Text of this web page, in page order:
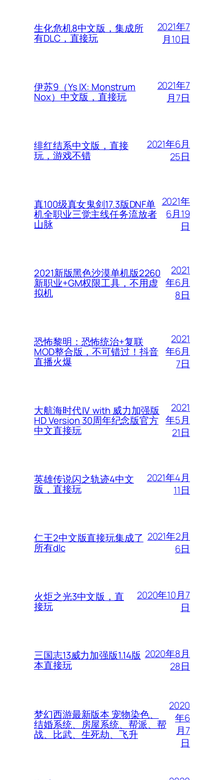
生化危机8中文版，集成所
有DLC，直接玩
2021年7
月10日
伊苏9（Ys IX: Monstrum
Nox）中文版，直接玩
2021年7
月7日
绯红结系中文版，直接
玩，游戏不错
2021年6月
25日
真100级真女鬼剑17.3版DNF单
机全职业三觉主线任务流放者
山脉
2021年
6月19
日
2021新版黑色沙漠单机版2260
新职业+GM权限工具，不用虚
拟机
2021
年6月
8日
恐怖黎明：恐怖统治+复联
MOD整合版，不可错过！抖音
直播火爆
2021
年6月
7日
大航海时代Ⅳ with 威力加强版
HD Version 30周年纪念版官方
中文直接玩
2021
年5月
21日
英雄传说闪之轨迹4中文
版，直接玩
2021年4月
11日
仁王2中文版直接玩集成了
所有dlc
2021年2月
6日
火炬之光3中文版，直
接玩
2020年10月7
日
三国志13威力加强版1.14版
本直接玩
2020年8月
28日
梦幻西游最新版本 宠物染色、
结婚系统、房屋系统、帮派、帮
战、比武、生死劫、飞升
2020
年6
月7
日